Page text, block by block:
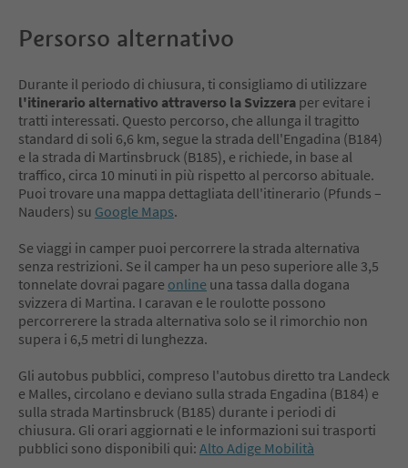
Persorso alternativo
Durante il periodo di chiusura, ti consigliamo di utilizzare
l'itinerario alternativo attraverso la Svizzera per evitare i
tratti interessati. Questo percorso, che allunga il tragitto
standard di soli 6,6 km, segue la strada dell'Engadina (B184)
e la strada di Martinsbruck (B185), e richiede, in base al
traffico, circa 10 minuti in più rispetto al percorso abituale.
Puoi trovare una mappa dettagliata dell'itinerario (Pfunds –
Nauders) su Google Maps.
Se viaggi in camper puoi percorrere la strada alternativa
senza restrizioni. Se il camper ha un peso superiore alle 3,5
tonnelate dovrai pagare online una tassa dalla dogana
svizzera di Martina. I caravan e le roulotte possono
percorrerere la strada alternativa solo se il rimorchio non
supera i 6,5 metri di lunghezza.
Gli autobus pubblici, compreso l'autobus diretto tra Landeck
e Malles, circolano e deviano sulla strada Engadina (B184) e
sulla strada Martinsbruck (B185) durante i periodi di
chiusura. Gli orari aggiornati e le informazioni sui trasporti
pubblici sono disponibili qui: Alto Adige Mobilità